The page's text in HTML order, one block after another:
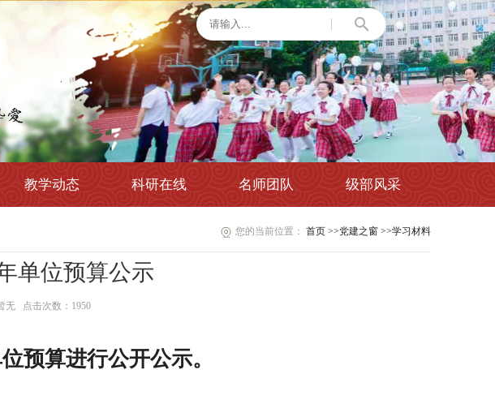
教学动态 科研在线 名师团队 级部风采
您的当前位置： 首页 >>党建之窗 >>学习材料
单位预算公示
无 点击次数： 1950
预算进行公开公示。